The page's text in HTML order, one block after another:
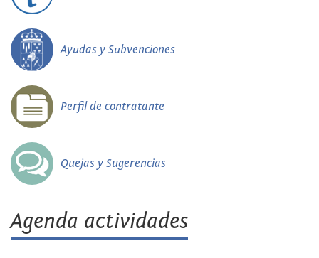
Ayudas y Subvenciones
Perfil de contratante
Quejas y Sugerencias
Agenda actividades